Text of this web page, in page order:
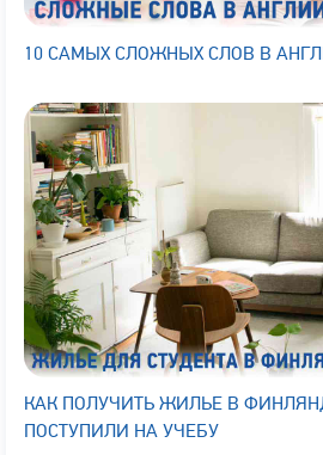
10 САМЫХ СЛОЖНЫХ СЛОВ В
КАК ПОЛУЧИТЬ ЖИЛЬЕ В
ПОСТУПИЛИ НА УЧЕБУ